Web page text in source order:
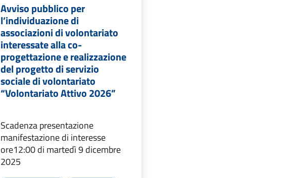
Avviso pubblico per
l’individuazione di
associazioni di volontariato
interessate alla co-
progettazione e realizzazione
del progetto di servizio
sociale di volontariato
“Volontariato Attivo 2026”
Scadenza presentazione
manifestazione di interesse
ore12:00 di martedì 9 dicembre
2025